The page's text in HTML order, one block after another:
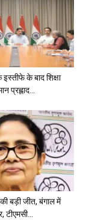
इस्तीफे के बाद शिक्षा
प्रह्लाद...
बड़ी जीत, बंगाल में